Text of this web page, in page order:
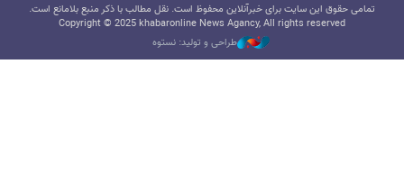
تمامی حقوق این سایت برای خبرآنلاین محفوظ است. نقل مطالب با ذکر منبع بلامانع است.
Copyright © 2025 khabaronline News Agancy, All rights reserved
طراحی و تولید: نستوه